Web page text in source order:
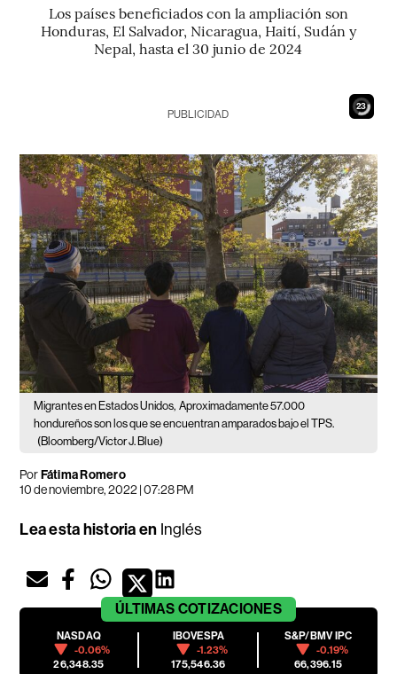
Los países beneficiados con la ampliación son
Honduras, El Salvador, Nicaragua, Haití, Sudán y
Nepal, hasta el 30 junio de 2024
21
PUBLICIDAD
Migrantes en Estados Unidos, Aproximadamente 57.000
hondureños son los que se encuentran amparados bajo el TPS.
(Bloomberg/Victor J. Blue)
PorFátima Romero
10 de noviembre, 2022 | 07:28 PM
Lea esta historia en Inglés
ÚLTIMAS COTIZACIONES
NASDAQ
-0.06%
26,348.35
IBOVESPA
-1.23%
175,546.36
S&P/BMV IPC
-0.19%
66,396.15